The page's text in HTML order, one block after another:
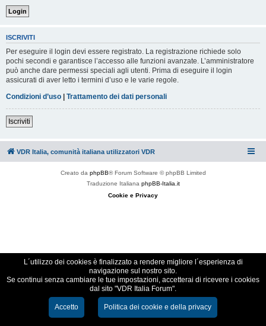
ISCRIVITI
Per eseguire il login devi essere registrato. La registrazione richiede solo
pochi secondi e garantisce l’accesso alle funzioni avanzate. L’amministratore
può anche dare permessi speciali agli utenti. Prima di eseguire il login
assicurati di aver letto i termini d’uso e le varie regole.
Condizioni d’uso | Trattamento dei dati personali
Iscriviti
VDR Italia, comunità italiana utilizzatori VDR
Creato da phpBB® Forum Software © phpBB Limited
Traduzione Italiana phpBB-Italia.it
Cookie e Privacy
L´utilizzo dei cookies è finalizzato a rendere migliore l´esperienza di
navigazione sul nostro sito.
Se continui senza cambiare le tue impostazioni, accetterai di ricevere i cookies
dal sito "VDR Italia Forum".
Accetto Politica dei cookie e della privacy